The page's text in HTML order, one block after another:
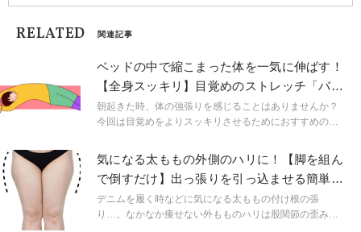
RELATED 関連記事
ベッドの中で縮こまった体を一気に伸ばす！
【全身スッキリ】目覚めのストレッチ「バナ
ナのポーズ」
朝起きた時、体の強張りを感じることはありませんか？
今回は目覚めをよりスッキリさせるためにおすすめのベ
（体側）を伸ばすことで肩や首のこり解消と予防、呼吸
を深めて自律神経のバランスを整える効果もあり、心身
ともにスッキリするポーズです。
気になる太ももの外側のハリに！【脚を組ん
で倒すだけ】出っ張りを引っ込ませる簡単ス
トレッチ
デニムを履く時などに気になる太ももの付け根の張
り…。なかなか痩せない外もものハリは股関節の歪みが